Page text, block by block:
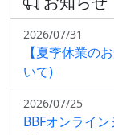
2026/07/31
【夏季休業の
いて)
2026/07/25
BBFオンライ